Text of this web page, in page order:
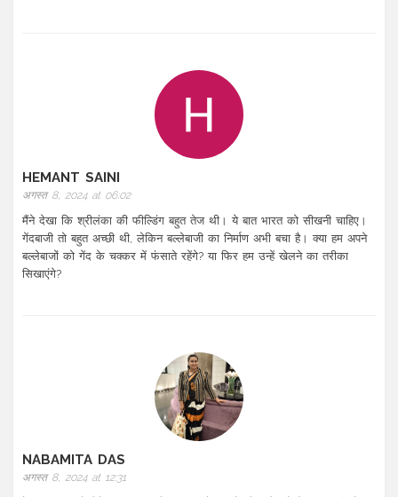
HEMANT SAINI
अगस्त 8, 2024 at 06:02
मैंने देखा कि श्रीलंका की फील्डिंग बहुत तेज थी। ये बात भारत को सीखनी चाहिए।
गेंदबाजी तो बहुत अच्छी थी, लेकिन बल्लेबाजी का निर्माण अभी बचा है। क्या हम अपने
बल्लेबाजों को गेंद के चक्कर में फंसाते रहेंगे? या फिर हम उन्हें खेलने का तरीका
सिखाएंगे?
NABAMITA DAS
अगस्त 8, 2024 at 12:31